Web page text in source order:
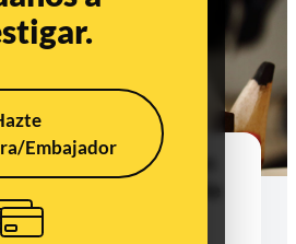
Embajador
que te están